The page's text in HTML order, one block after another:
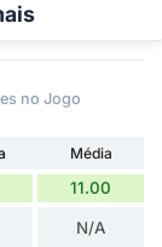
no Jogo
Média
11.00
N/A